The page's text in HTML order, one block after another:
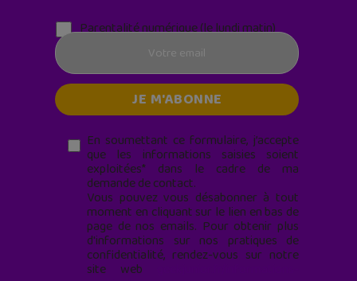
Parentalité numérique (le lundi matin)
En soumettant ce formulaire, j’accepte
que les informations saisies soient
exploitées* dans le cadre de ma
demande de contact.
Vous pouvez vous désabonner à tout
moment en cliquant sur le lien en bas de
page de nos emails. Pour obtenir plus
d'informations sur nos pratiques de
confidentialité, rendez-vous sur notre
site web